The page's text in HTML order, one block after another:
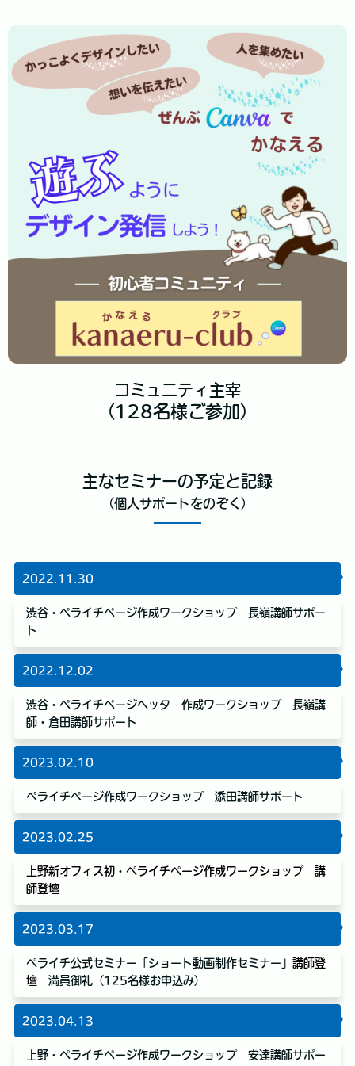
コミュニティ主宰
（128名様ご参加）
主なセミナーの予定と記録
（個人サポートをのぞく）
2022.11.30
渋谷・ペライチページ作成ワークショップ 長嶺講師サポー
ト
2022.12.02
渋谷・ペライチページヘッタ―作成ワークショップ 長嶺講
師・倉田講師サポート
2023.02.10
ペライチページ作成ワークショップ 添田講師サポート
2023.02.25
上野新オフィス初・ペライチページ作成ワークショップ 講
師登壇
2023.03.17
ペライチ公式セミナー「ショート動画制作セミナー」 講師登
壇 満員御礼（125名様お申込み）
2023.04.13
上野・ペライチページ作成ワークショップ 安達講師サポー